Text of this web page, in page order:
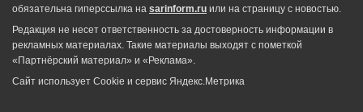
обязательна гиперссылка на sarinform.ru или на страницу с новостью.
Редакция не несет ответственность за достоверность информации в
рекламных материалах. Такие материалы выходят с пометкой
«Партнёрский материал» и «Реклама».
Сайт использует Cookie и сервиc Яндекс.Метрика